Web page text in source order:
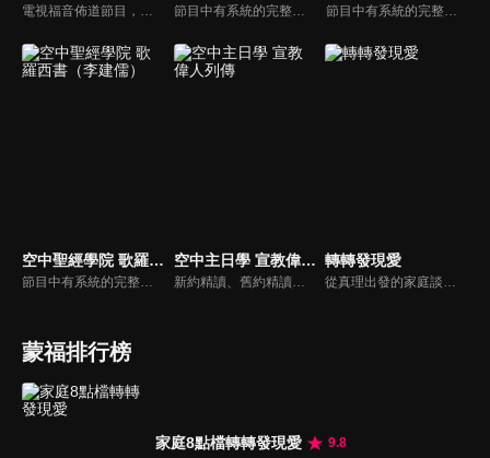
電視福音佈道節目，由前主播何戎主持，有別於以往的節目風格，將繼續提供最具平安與感動的心靈音樂饗宴。 節目中有系統的完整講解聖經真理，邀請受過解經講道訓練的老師，按著正意分解真理的道，帶領弟兄姊妹更深的了解聖經的浩瀚與偉大 節目中有系統的完整講解聖經真理，邀請受過解經講道訓練的老師，按著正意分解真理的道，帶領弟兄姊妹更深的了解聖經的浩瀚與偉大。
空中聖經學院 歌羅西書（李建儒）
節目中有系統的完整講解聖經真理，邀請受過解經講道訓練的老師，按著正意分解真理的道，帶領弟兄姊妹更深的了解聖經的浩瀚與偉大
空中主日學 宣教偉人列傳
新約精讀、舊約精讀、門徒造就、神學與教會歷史等主題系列，全方位裝備基督徒生命，教師與牧師精闢解析，幫助您更加明白聖經真理，走進神的心意。
轉轉發現愛
從真理出發的家庭談話性節目，針對現代婚姻家庭議題讓您輕鬆掌握關注方向。
蒙福排行榜
家庭8點檔轉轉發現愛
9.8